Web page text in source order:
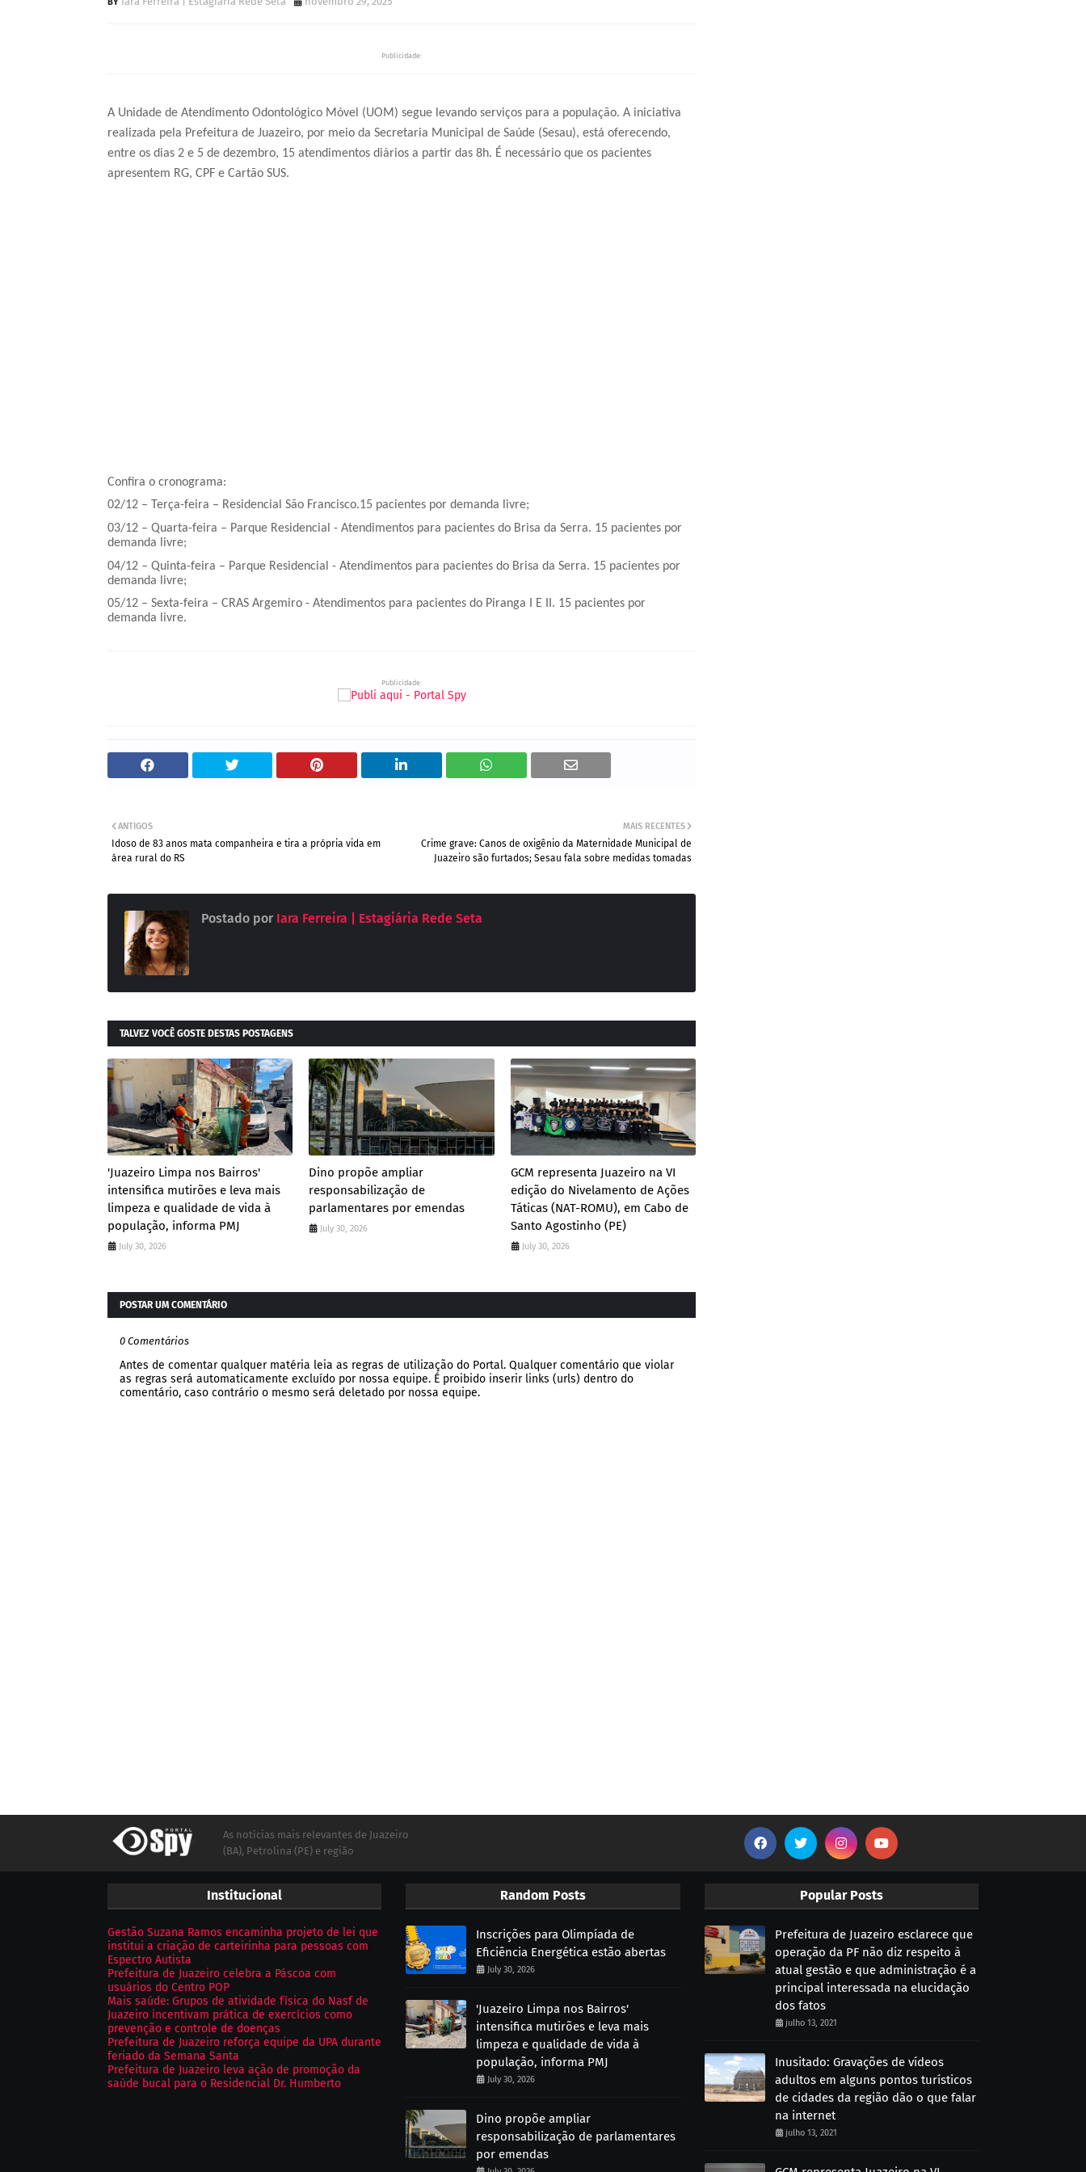
Publicidade:
A Unidade de Atendimento Odontológico Móvel (UOM) segue levando serviços para a população. A iniciativa
realizada pela Prefeitura de Juazeiro, por meio da Secretaria Municipal de Saúde (Sesau), está oferecendo,
entre os dias 2 e 5 de dezembro, 15 atendimentos diários a partir das 8h. É necessário que os pacientes
apresentem RG, CPF e Cartão SUS.
Confira o cronograma:
02/12 – Terça-feira – Residencial São Francisco.15 pacientes por demanda livre;
03/12 – Quarta-feira – Parque Residencial - Atendimentos para pacientes do Brisa da Serra. 15 pacientes por
demanda livre;
04/12 – Quinta-feira – Parque Residencial - Atendimentos para pacientes do Brisa da Serra. 15 pacientes por
demanda livre;
05/12 – Sexta-feira – CRAS Argemiro - Atendimentos para pacientes do Piranga I E II. 15 pacientes por
demanda livre.
Publicidade:
MAIS RECENTES
Crime grave: Canos de oxigênio da Maternidade Municipal de
Juazeiro são furtados; Sesau fala sobre medidas tomadas
ANTIGOS
Idoso de 83 anos mata companheira e tira a própria vida em
área rural do RS
Postado por Iara Ferreira | Estagiária Rede Seta
TALVEZ VOCÊ GOSTE DESTAS POSTAGENS
'Juazeiro Limpa nos Bairros'
intensifica mutirões e leva mais
limpeza e qualidade de vida à
população, informa PMJ
July 30, 2026
Dino propõe ampliar
responsabilização de
parlamentares por emendas
July 30, 2026
GCM representa Juazeiro na VI
edição do Nivelamento de Ações
Táticas (NAT-ROMU), em Cabo de
Santo Agostinho (PE)
July 30, 2026
POSTAR UM COMENTÁRIO
0 Comentários
Antes de comentar qualquer matéria leia as regras de utilização do Portal. Qualquer comentário que violar
as regras será automaticamente excluído por nossa equipe. É proibido inserir links (urls) dentro do
comentário, caso contrário o mesmo será deletado por nossa equipe.
As notícias mais relevantes de Juazeiro
(BA), Petrolina (PE) e região
Institucional
Gestão Suzana Ramos encaminha projeto de lei que
institui a criação de carteirinha para pessoas com
Espectro Autista
Prefeitura de Juazeiro celebra a Páscoa com
usuários do Centro POP
Mais saúde: Grupos de atividade física do Nasf de
Juazeiro incentivam prática de exercícios como
prevenção e controle de doenças
Prefeitura de Juazeiro reforça equipe da UPA durante
feriado da Semana Santa
Prefeitura de Juazeiro leva ação de promoção da
saúde bucal para o Residencial Dr. Humberto
Random Posts
Inscrições para Olimpíada de
Eficiência Energética estão abertas
July 30, 2026
'Juazeiro Limpa nos Bairros'
intensifica mutirões e leva mais
limpeza e qualidade de vida à
população, informa PMJ
July 30, 2026
Dino propõe ampliar
responsabilização de parlamentares
por emendas
Popular Posts
Prefeitura de Juazeiro esclarece que
operação da PF não diz respeito à
atual gestão e que administração é a
principal interessada na elucidação
dos fatos
julho 13, 2021
Inusitado: Gravações de vídeos
adultos em alguns pontos turísticos
de cidades da região dão o que falar
na internet
julho 13, 2021